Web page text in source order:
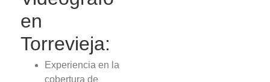
en
Torrevieja:
Experiencia en la
cobertura de